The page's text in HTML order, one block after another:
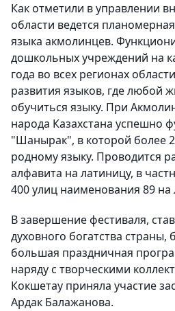
Как отметили в управлении
области ведется
языка акмолинцев.
дошкольных учреждений на
года во всех регионах
развития языков, где любой
обучиться языку. При
народа Казахстана успешно
"Шанырак", в которой более
родному языку. Проводится
алфавита на латиницу, в
400 улиц наименования 89 на
В завершение фестиваля,
духовного богатства страны,
большая праздничная
наряду с творческими
Кокшетау приняла участие
Ардак Балажанова.